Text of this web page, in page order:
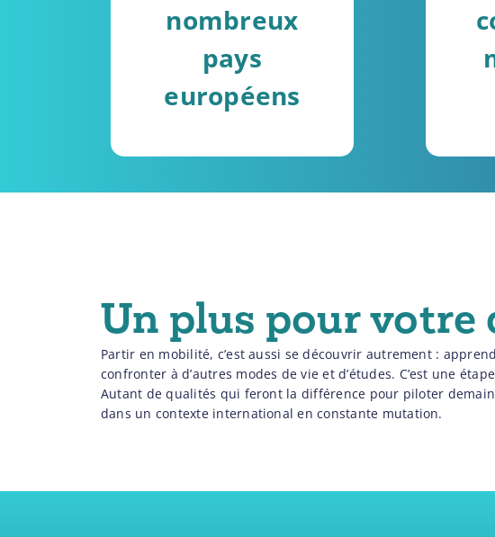
nombreux
pays
européens
Un plus pour votre
Partir en mobilité, c’est aussi se découvrir autrement :
confronter à d’autres modes de vie et d’études. C’est une
Autant de qualités qui feront la différence pour piloter
dans un contexte international en constante mutation.